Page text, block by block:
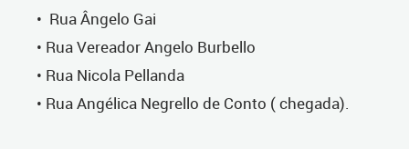
• Rua Ângelo Gai
• Rua Vereador Angelo Burbello
• Rua Nicola Pellanda
• Rua Angélica Negrello de Conto ( chegada).